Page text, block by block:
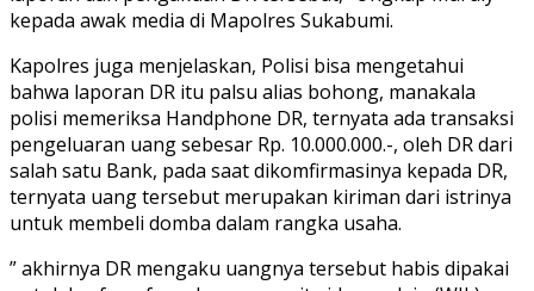
kepada awak media di Mapolres Sukabumi.
Kapolres juga menjelaskan, Polisi bisa mengetahui
bahwa laporan DR itu palsu alias bohong, manakala
polisi memeriksa Handphone DR, ternyata ada transaksi
pengeluaran uang sebesar Rp. 10.000.000.-, oleh DR dari
salah satu Bank, pada saat dikomfirmasinya kepada DR,
ternyata uang tersebut merupakan kiriman dari istrinya
untuk membeli domba dalam rangka usaha.
” akhirnya DR mengaku uangnya tersebut habis dipakai